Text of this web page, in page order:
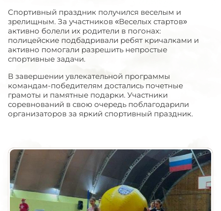
Спортивный праздник получился веселым и
зрелищным. За участников «Веселых стартов»
активно болели их родители в погонах:
полицейские подбадривали ребят кричалками и
активно помогали разрешить непростые
спортивные задачи.
В завершении увлекательной программы
командам-победителям достались почетные
грамоты и памятные подарки. Участники
соревнований в свою очередь поблагодарили
организаторов за яркий спортивный праздник.